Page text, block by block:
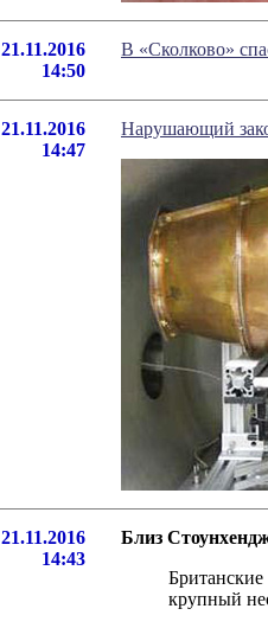
21.11.2016
14:50
В «Сколково»
21.11.2016
14:47
Нарушающий
21.11.2016
14:43
Близ
крупный